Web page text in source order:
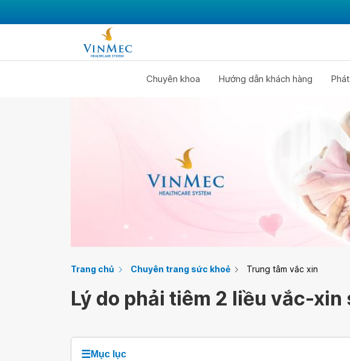
Chuyên khoa Hướng dẫn khách hàng
Trang chủ Chuyên trang sức khoẻ Trung tâm vắc xin
Lý do phải tiêm 2 liều vắc-xin
☰Mục lục